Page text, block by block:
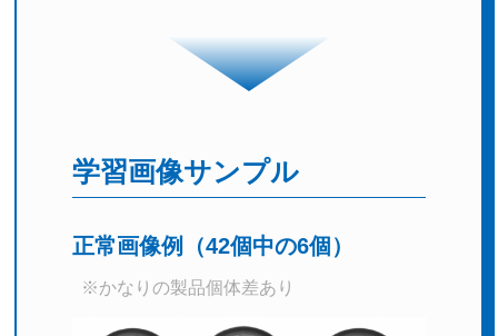
学習画像サンプル
正常画像例（42個中の6個）
※かなりの製品個体差あり